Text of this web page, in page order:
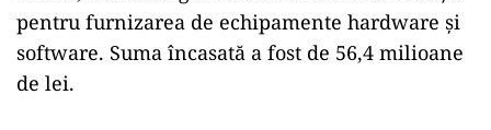
pentru furnizarea de echipamente hardware și
software. Suma încasată a fost de 56,4 milioane
de lei.